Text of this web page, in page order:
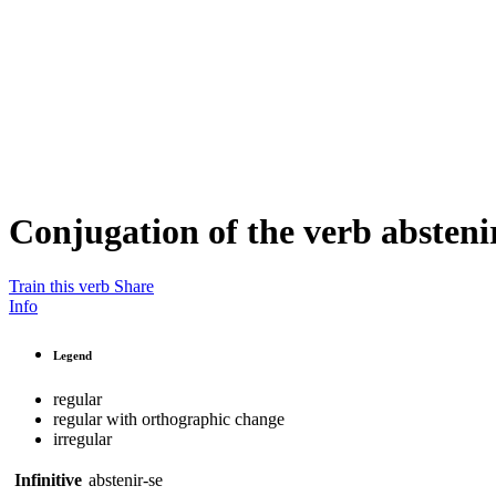
Conjugation of the verb
Train this verb Share
Info
Legend
regular
regular with orthographic change
irregular
Infinitive abstenir-se